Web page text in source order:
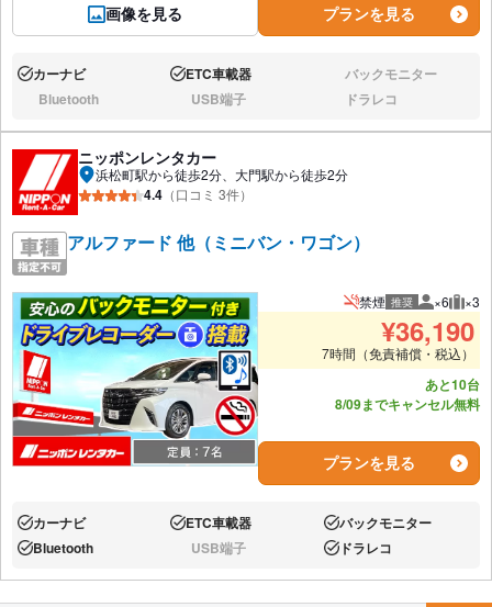
画像を見る プランを見る
あり:カーナビ あり:ETC車載器 なし:バックモニター
なし:Bluetooth なし:USB端子 なし:ドラレコ
ニッポンレンタカー
浜松町駅から徒歩2分、大門駅から徒歩2分
4.4 （口コミ 3件）
アルファード 他（ミニバン・ワゴン）
禁煙 推奨 推奨人数
×6 推
×3
¥36,190
7時間（免責補償・税込）
あと10台
8/09までキャンセル無料
プランを見る
あり:カーナビ あり:ETC車載器 あり:バックモニター
あり:Bluetooth なし:USB端子 あり:ドラレコ